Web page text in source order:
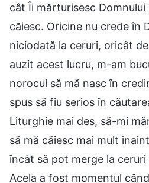
cât Îi mărturisesc Domnului
căiesc. Oricine nu crede în
niciodată la ceruri, oricât
auzit acest lucru, m-am
norocul să mă nasc în
spus să fiu serios în
Liturghie mai des, să-mi
să mă căiesc mai mult
încât să pot merge la ceruri
Acela a fost momentul